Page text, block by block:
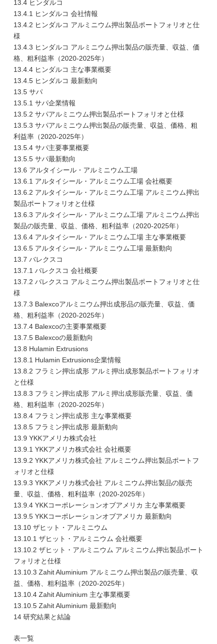
13.4 ヒンダルコ
13.4.1 ヒンダルコ 会社情報
13.4.2 ヒンダルコ アルミニウム押出製品ポートフォリオと仕
様
13.4.3 ヒンダルコ アルミニウム押出製品の販売量、収益、価
格、粗利益率（2020-2025年）
13.4.4 ヒンダルコ 主な事業概要
13.4.5 ヒンダルコ 最新動向
13.5 サパ
13.5.1 サパ企業情報
13.5.2 サパアルミニウム押出製品ポートフォリオと仕様
13.5.3 サパアルミニウム押出製品の販売量、収益、価格、粗
利益率（2020-2025年）
13.5.4 サパ主要事業概要
13.5.5 サパ最新動向
13.6 アルタイシール・アルミニウム工場
13.6.1 アルタイシール・アルミニウム工場 会社概要
13.6.2 アルタイシール・アルミニウム工場 アルミニウム押出
製品ポートフォリオと仕様
13.6.3 アルタイシール・アルミニウム工場 アルミニウム押出
製品の販売量、収益、価格、粗利益率（2020-2025年）
13.6.4 アルタイシール・アルミニウム工場 主な事業概要
13.6.5 アルタイシール・アルミニウム工場 最新動向
13.7 バレクスコ
13.7.1 バレクスコ 会社概要
13.7.2 バレクスコ アルミニウム押出製品ポートフォリオと仕
様
13.7.3 Balexcoアルミニウム押出成形品の販売量、収益、価
格、粗利益率（2020-2025年）
13.7.4 Balexcoの主要事業概要
13.7.5 Balexcoの最新動向
13.8 Hulamin Extrusions
13.8.1 Hulamin Extrusions企業情報
13.8.2 フラミン押出成形 アルミ押出成形製品ポートフォリオ
と仕様
13.8.3 フラミン押出成形 アルミ押出成形販売量、収益、価
格、粗利益率（2020-2025年）
13.8.4 フラミン押出成形 主な事業概要
13.8.5 フラミン押出成形 最新動向
13.9 YKKアメリカ株式会社
13.9.1 YKKアメリカ株式会社 会社概要
13.9.2 YKKアメリカ株式会社 アルミニウム押出製品ポートフ
ォリオと仕様
13.9.3 YKKアメリカ株式会社 アルミニウム押出製品の販売
量、収益、価格、粗利益率（2020-2025年）
13.9.4 YKKコーポレーションオブアメリカ 主な事業概要
13.9.5 YKKコーポレーションオブアメリカ 最新動向
13.10 ザヒット・アルミニウム
13.10.1 ザヒット・アルミニウム 会社概要
13.10.2 ザヒット・アルミニウム アルミニウム押出製品ポート
フォリオと仕様
13.10.3 Zahit Aluminium アルミニウム押出製品の販売量、収
益、価格、粗利益率（2020-2025年）
13.10.4 Zahit Aluminium 主な事業概要
13.10.5 Zahit Aluminium 最新動向
14 研究結果と結論
表一覧